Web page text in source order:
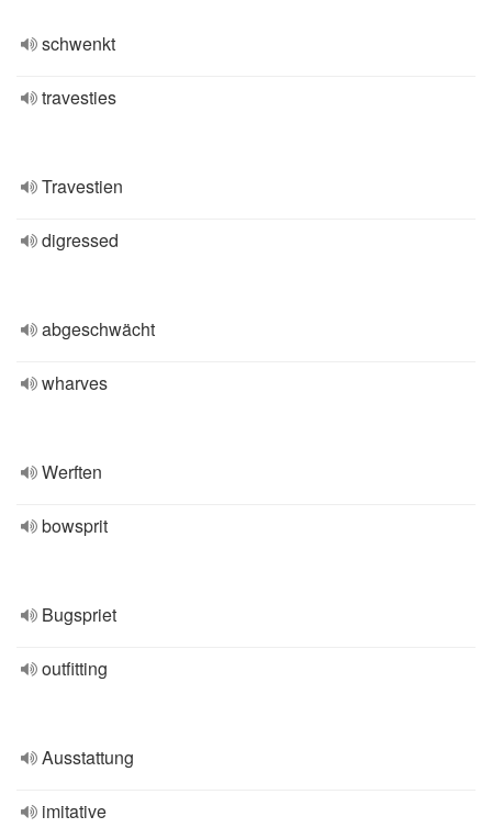
schwenkt
travesties
Travestien
digressed
abgeschwächt
wharves
Werften
bowsprit
Bugspriet
outfitting
Ausstattung
imitative